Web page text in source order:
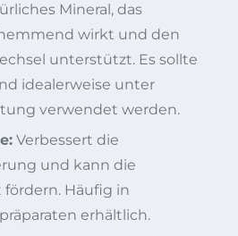
Mineral, das
wirkt und den
unterstützt. Es sollte
idealerweise unter
verwendet werden.
Verbessert die
und kann die
Häufig in
erhältlich.